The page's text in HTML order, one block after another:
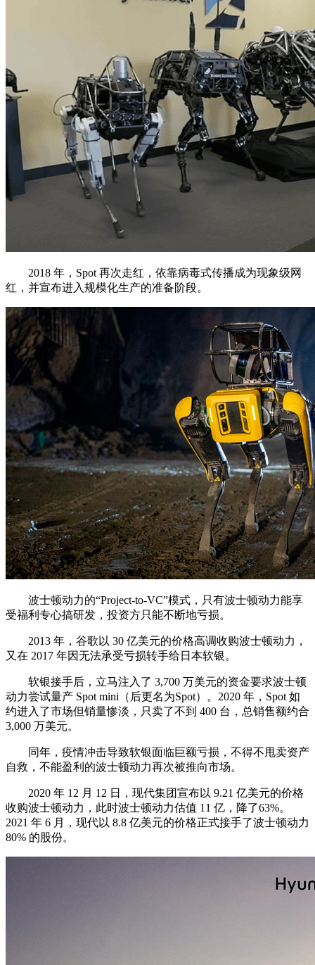
2018 年，Spot 再次走红，依靠病毒式传播成为现象级网
红，并宣布进入规模化生产的准备阶段。
波士顿动力的“Project-to-VC”模式，只有波士顿动力能享
受福利专心搞研发，投资方只能不断地亏损。
2013 年，谷歌以 30 亿美元的价格高调收购波士顿动力，
又在 2017 年因无法承受亏损转手给日本软银。
软银接手后，立马注入了 3,700 万美元的资金要求波士顿
动力尝试量产 Spot mini（后更名为Spot）。2020 年，Spot 如
约进入了市场但销量惨淡，只卖了不到 400 台，总销售额约合
3,000 万美元。
同年，疫情冲击导致软银面临巨额亏损，不得不甩卖资产
自救，不能盈利的波士顿动力再次被推向市场。
2020 年 12 月 12 日，现代集团宣布以 9.21 亿美元的价格
收购波士顿动力，此时波士顿动力估值 11 亿，降了63%。
2021 年 6 月，现代以 8.8 亿美元的价格正式接手了波士顿动力
80% 的股份。